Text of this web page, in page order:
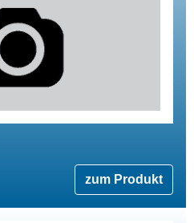
zum Produkt